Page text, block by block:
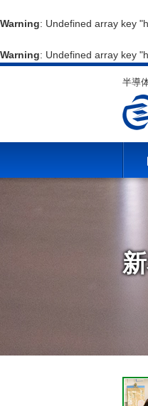
Warning: Undefined array key
Warning: Undefined array key
半導